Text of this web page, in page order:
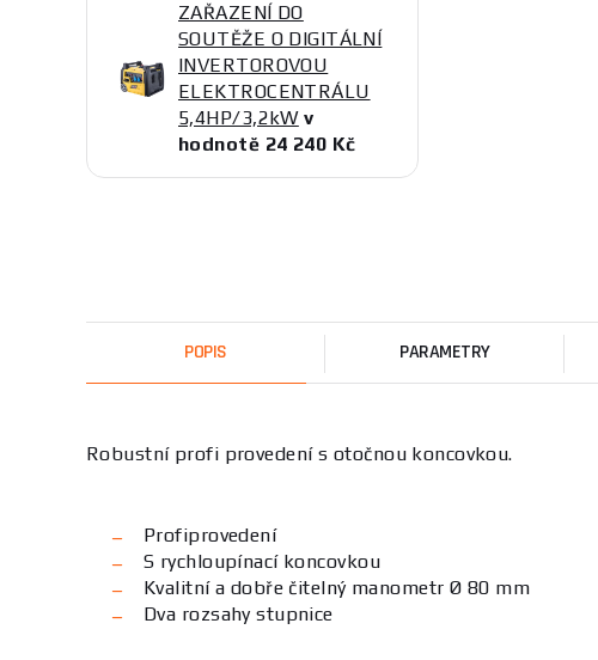
ZAŘAZENÍ DO
SOUTĚŽE O DIGITÁLNÍ
INVERTOROVOU
ELEKTROCENTRÁLU
5,4HP/3,2kW v
hodnotě 24 240 Kč
POPIS PARAMETRY
Robustní profi provedení s otočnou koncovkou.
Profiprovedení
S rychloupínací koncovkou
Kvalitní a dobře čitelný manometr Ø 80 mm
Dva rozsahy stupnice